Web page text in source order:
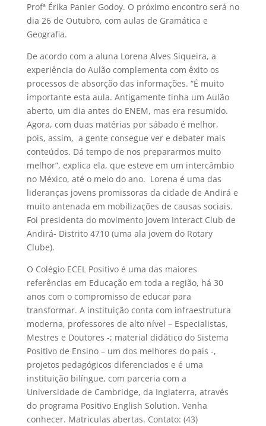
Profª Érika Panier Godoy. O próximo encontro será no
dia 26 de Outubro, com aulas de Gramática e
Geografia.
De acordo com a aluna Lorena Alves Siqueira, a
experiência do Aulão complementa com êxito os
processos de absorção das informações. “É muito
importante esta aula. Antigamente tinha um Aulão
aberto, um dia antes do ENEM, mas era resumido.
Agora, com duas matérias por sábado é melhor,
pois, assim, a gente consegue ver e debater mais
conteúdos. Dá tempo de nos prepararmos muito
melhor”, explica ela, que esteve em um intercâmbio
no México, até o meio do ano. Lorena é uma das
lideranças jovens promissoras da cidade de Andirá e
muito antenada em mobilizações de causas sociais.
Foi presidenta do movimento jovem Interact Club de
Andirá- Distrito 4710 (uma ala jovem do Rotary
Clube).
O Colégio ECEL Positivo é uma das maiores
referências em Educação em toda a região, há 30
anos com o compromisso de educar para
transformar. A instituição conta com infraestrutura
moderna, professores de alto nível – Especialistas,
Mestres e Doutores -; material didático do Sistema
Positivo de Ensino – um dos melhores do país -,
projetos pedagógicos diferenciados e é uma
instituição bilíngue, com parceria com a
Universidade de Cambridge, da Inglaterra, através
do programa Positivo English Solution. Venha
conhecer. Matriculas abertas. Contato: (43)